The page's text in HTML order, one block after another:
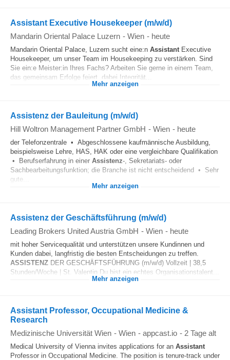
Assistant Executive Housekeeper (m/w/d)
Mandarin Oriental Palace Luzern - Wien - heute
Mandarin Oriental Palace, Luzern sucht eine:n AssistantExecutive
Housekeeper, um unser Team im Housekeeping zu verstärken. Sind
Sie ein:e Meister:in Ihres Fachs? Arbeiten Sie gerne in einem Team,
das gemeinsam Erfolge feiert, dabei Integrität...
Mehr anzeigen
Assistenz der Bauleitung (m/w/d)
Hill Woltron Management Partner GmbH - Wien - heute
der Telefonzentrale • Abgeschlossene kaufmännische Ausbildung,
beispielsweise Lehre, HAS, HAK oder eine vergleichbare Qualifikation
• Berufserfahrung in einer Assistenz-, Sekretariats- oder
Sachbearbeitungsfunktion; die Branche ist nicht entscheidend • Sehr
gute...
Mehr anzeigen
Assistenz der Geschäftsführung (m/w/d)
Leading Brokers United Austria GmbH - Wien - heute
mit hoher Servicequalität und unterstützen unsere Kundinnen und
Kunden dabei, langfristig die besten Entscheidungen zu treffen.
ASSISTENZ DER GESCHÄFTSFÜHRUNG (m/w/d) Vollzeit | 38,5
Stunden/Woche | St. Valentin Du bist ein echtes Organisationstalent...
Mehr anzeigen
Assistant Professor, Occupational Medicine &
Research
Medizinische Universität Wien - Wien - appcast.io - 2 Tage alt
Medical University of Vienna invites applications for an Assistant
Professor in Occupational Medicine. The position is tenure-track under